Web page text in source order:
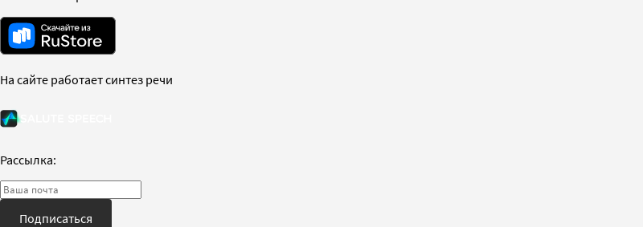
На сайте работает синтез речи
Рассылка:
Подписаться